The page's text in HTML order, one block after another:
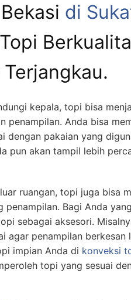
di
kepala, topi bisa
penampilan. Anda bisa
dengan pakaian yang
pun akan tampil lebih
ruangan, topi juga bisa
Bagi Anda
sebagai aksesori.
agar penampilan berkesan
impian Anda di konveksi
topi yang sesuai